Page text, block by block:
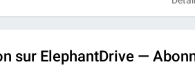
sur ElephantDrive —